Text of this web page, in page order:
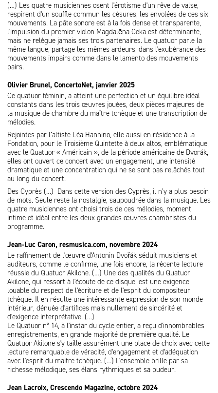
(…) Les quatre musiciennes osent l'érotisme d'un rêve de valse,
respirent d'un souffle commun les césures, les envolées de ces six
mouvements. La pâte sonore est à la fois dense et transparente,
l'impulsion du premier violon Magdalēna Geka est déterminante,
mais ne relègue jamais ses trois partenaires. Le quatuor parle la
même langue, partage les mêmes ardeurs, dans l'exubérance des
mouvements impairs comme dans le lamento des mouvements
pairs.
Olivier Brunel, ConcertoNet, janvier 2025
Ce quatuor féminin, a atteint une perfection et un équilibre idéal
constants dans les trois œuvres jouées, deux pièces majeures de
la musique de chambre du maître tchèque et une transcription de
mélodies.
Rejointes par l’altiste Léa Hannino, elle aussi en résidence à la
Fondation, pour le Troisième Quintette à deux altos, emblématique,
avec le Quatuor « Américain », de la période américaine de Dvorák,
elles ont ouvert ce concert avec un engagement, une intensité
dramatique et une concentration qui ne se sont pas relâchés tout
au long du concert.
Des Cyprès (…) Dans cette version des Cyprès, il n’y a plus besoin
de mots. Seule reste la nostalgie, saupoudrée dans la musique. Les
quatre musiciennes ont choisi trois de ces mélodies, moment
intime et idéal entre les deux grandes œuvres chambristes du
programme.
Jean-Luc Caron, resmusica.com, novembre 2024
Le raffinement de l'œuvre d'Antonin Dvořák séduit musiciens et
auditeurs, comme le confirme, une fois encore, la récente lecture
réussie du Quatuor Akilone. (…) Une des qualités du Quatuor
Akilone, qui ressort à l'écoute de ce disque, est une exigence
louable du respect de l'écriture et de l'esprit du compositeur
tchèque. Il en résulte une intéressante expression de son monde
intérieur, dénuée d'artifices mais nullement de sincérité et
d'exigence interprétative. (…)
Le Quatuor n° 14, à l'instar du cycle entier, a reçu d'innombrables
enregistrements, en grande majorité de première qualité. Le
Quatuor Akilone s'y taille assurément une place de choix avec cette
lecture remarquable de véracité, d'engagement et d'adéquation
avec l'esprit du maitre tchèque. (…) L'ensemble brille par sa
richesse mélodique, ses élans rythmiques et sa pudeur.
Jean Lacroix, Crescendo Magazine, octobre 2024